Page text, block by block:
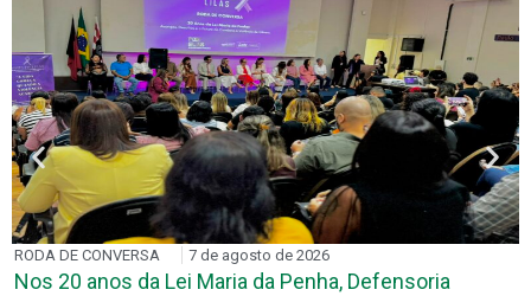
RODA DE CONVERSA 7 de agosto de 2026
Nos 20 anos da Lei Maria da Penha, Defensoria